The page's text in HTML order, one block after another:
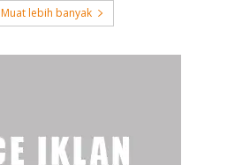
Muat lebih banyak